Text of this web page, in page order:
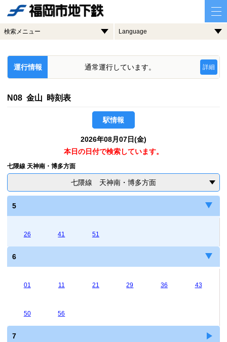
検索メニュー Language
運行情報 通常運行しています。 詳細
N08 金山 時刻表
駅情報
2026年08月07日(金)
本日の日付で検索しています。
七隈線 天神南・博多方面
七隈線 天神南・博多方面
5
26 41 51
6
01 11 21 29 36 43
50 56
7